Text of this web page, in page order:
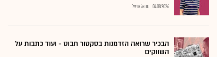
04.08.2026 נתנאל אריאל
הבכיר שרואה הזדמנות בסקטור חבוט - ועוד כתבות על
השווקים